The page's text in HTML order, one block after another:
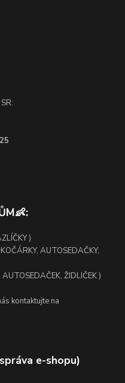
)
AUTOSEDAČKY,
ŽIDLIČEK )
kontaktujte na
e-shopu)